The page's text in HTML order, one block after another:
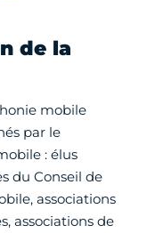
de la
mobile
par le
: élus
du Conseil de
associations
associations de